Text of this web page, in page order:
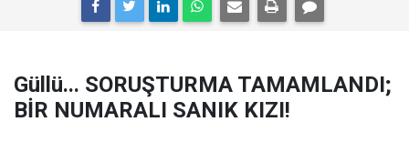
Güllü... SORUŞTURMA TAMAMLANDI;
BİR NUMARALI SANIK KIZI!